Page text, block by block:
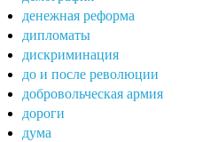
денежная реформа
дипломаты
дискриминация
до и после революции
добровольческая армия
дороги
дума